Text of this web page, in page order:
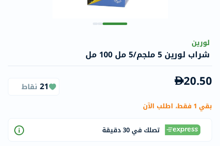
لورين
شراب لورين 5 ملجم/5 مل 100 مل
20.50
21 نقاط
بقي 1 فقط، اطلب الآن
تصلك في 30 دقيقة